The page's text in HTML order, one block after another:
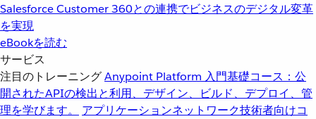
Salesforce Customer 360との連携でビジネスのデジタル変革
を実現
eBookを読む
サービス
注目のトレーニングAnypoint Platform 入門基礎コース：公
開されたAPIの検出と利用、デザイン、ビルド、デプロイ、管
理を学びます。
アプリケーションネットワーク技術者向けコ